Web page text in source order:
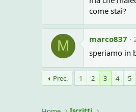
come stai?
M marco837
speriamo in
Prec. 1 2 3 4 5